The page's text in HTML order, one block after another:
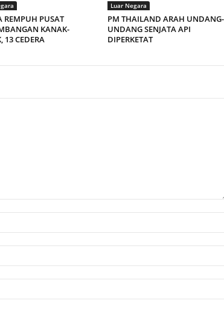
REMPUH PUSAT
KANAK-
13 CEDERA
Luar Negara
PM THAILAND ARAH UNDANG-
UNDANG SENJATA API
DIPERKETAT